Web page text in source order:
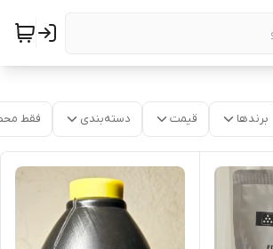
برندها قیمت دسته‌بندی فقط